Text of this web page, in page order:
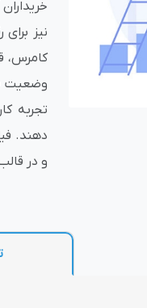
بازاریابی و فروش
پلاگین های ارسال و تحویل
کامرس،
تجربه
دهند.
و در